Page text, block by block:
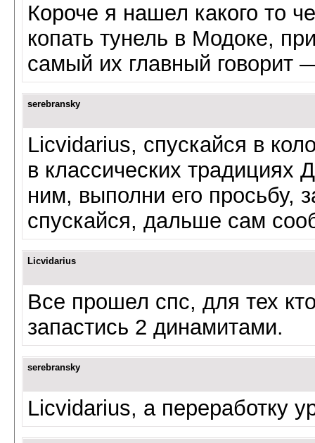
Короче я нашел какого то
копать тунель в Модоке,
самый их главный говорит
serebransky
Licvidarius, спускайся в
в классических традициях
ним, выполни его просьбу,
спускайся, дальше сам
Licvidarius
Все прошел спс, для тех
запастись 2 динамитами.
serebransky
Licvidarius, а переработку